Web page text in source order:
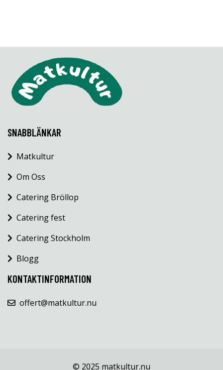
SNABBLÄNKAR
Matkultur
Om Oss
Catering Bröllop
Catering fest
Catering Stockholm
Blogg
KONTAKTINFORMATION
offert@matkultur.nu
© 2025 matkultur.nu